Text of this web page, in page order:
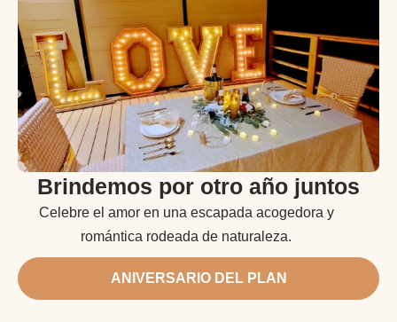
Brindemos por otro año juntos
Celebre el amor en una escapada acogedora y
romántica rodeada de naturaleza.
ANIVERSARIO DEL PLAN